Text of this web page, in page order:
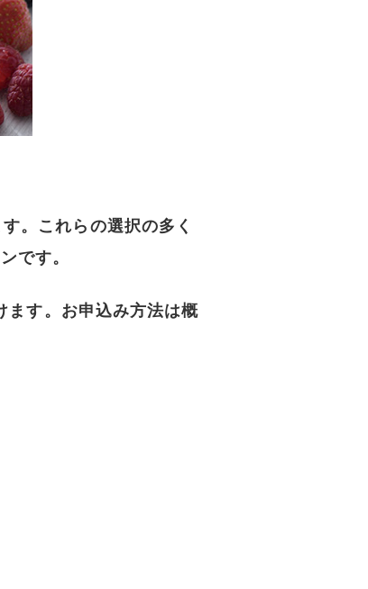
。これらの選択の多く
です。
ます。お申込み方法は概